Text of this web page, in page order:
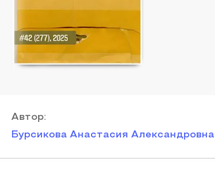
Автор:
Бурсикова Анастасия Александровна